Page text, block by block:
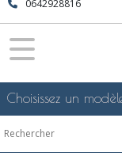
0642928816